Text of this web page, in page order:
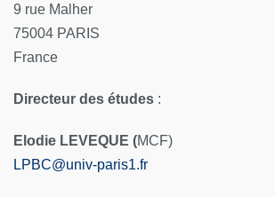
9 rue Malher
75004 PARIS
France
Directeur des études :
Elodie LEVEQUE (MCF)
LPBC@univ-paris1.fr